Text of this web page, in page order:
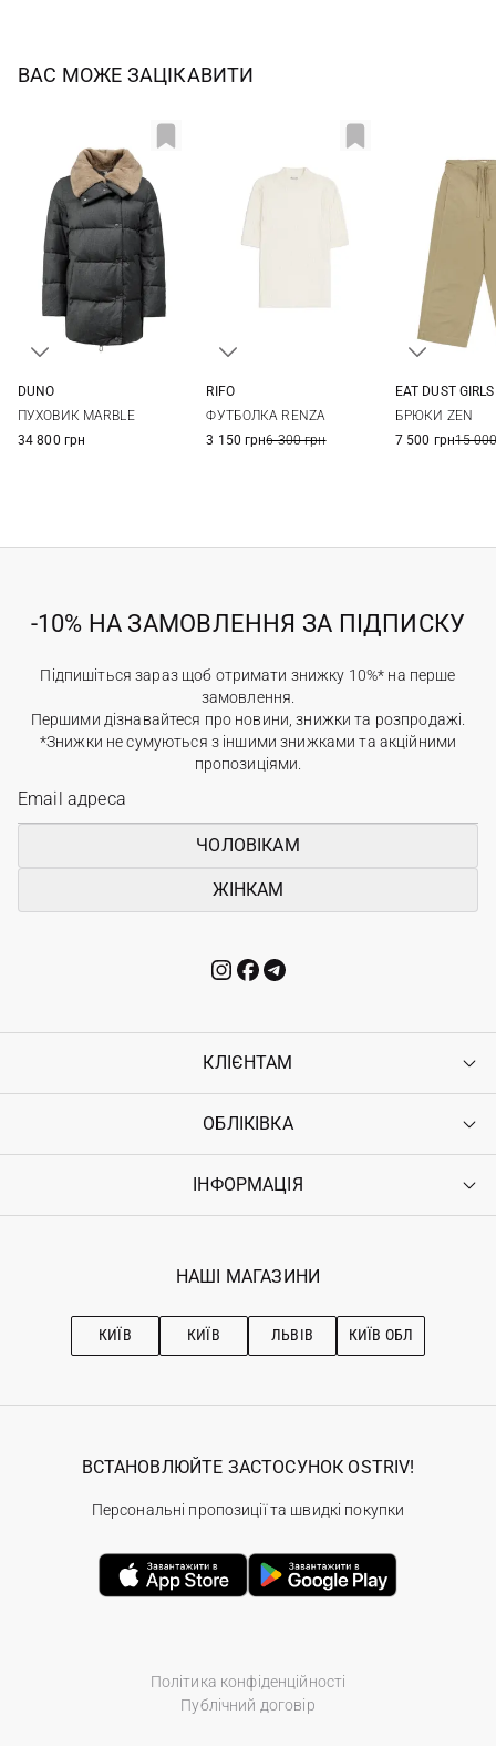
ВАС МОЖЕ ЗАЦІКАВИТИ
DUNO
ПУХОВИК MARBLE
34 800 грн
RIFO
ФУТБОЛКА RENZA
3 150 грн6 300 грн
EAT DUST
БРЮКИ ZEN
7 500 грн15
-10% НА ЗАМОВЛЕННЯ ЗА ПІДПИСКУ
Підпишіться зараз щоб отримати знижку 10%* на перше
замовлення.
Першими дізнавайтеся про новини, знижки та розпродажі.
*Знижки не сумуються з іншими знижками та акційними
пропозиціями.
ЧОЛОВІКАМ
ЖІНКАМ
КЛІЄНТАМ
Контакти
Повернення
Гарантія
ОБЛІКІВКА
Увійти
Ostriv Club+
ІНФОРМАЦІЯ
Наші магазини
Рекомендації з догляду
НАШІ МАГАЗИНИ
КИЇВ КИЇВ ЛЬВІВ КИЇВ ОБЛ
Політика конфіденційності
Публічний договір
ВСТАНОВЛЮЙТЕ ЗАСТОСУНОК OSTRIV!
Персональні пропозиції та швидкі покупки